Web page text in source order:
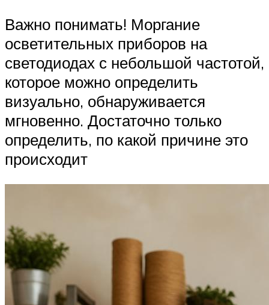
Важно понимать! Моргание
осветительных приборов на
светодиодах с небольшой частотой,
которое можно определить
визуально, обнаруживается
мгновенно. Достаточно только
определить, по какой причине это
происходит